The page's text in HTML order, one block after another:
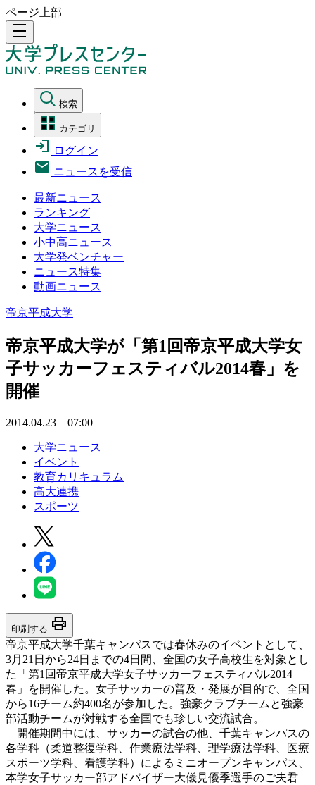
ページ上部
density_medium
検索
カテゴリ
ログイン
ニュースを受信
最新ニュース
ランキング
大学ニュース
小中高ニュース
大学発ベンチャー
ニュース特集
動画ニュース
帝京平成大学
帝京平成大学が「第1回帝京平成大学女
子サッカーフェスティバル2014春」を
開催
2014.04.23 07:00
大学ニュース
イベント
教育カリキュラム
高大連携
スポーツ
印刷する print
帝京平成大学千葉キャンパスでは春休みのイベントとして、
3月21日から24日までの4日間、全国の女子高校生を対象とし
た「第1回帝京平成大学女子サッカーフェスティバル2014
春」を開催した。女子サッカーの普及・発展が目的で、全国
から16チーム約400名が参加した。強豪クラブチームと強豪
部活動チームが対戦する全国でも珍しい交流試合。
開催期間中には、サッカーの試合の他、千葉キャンパスの
各学科（柔道整復学科、作業療法学科、理学療法学科、医療
スポーツ学科、看護学科）によるミニオープンキャンパス、
本学女子サッカー部アドバイザー大儀見優季選手のご夫君